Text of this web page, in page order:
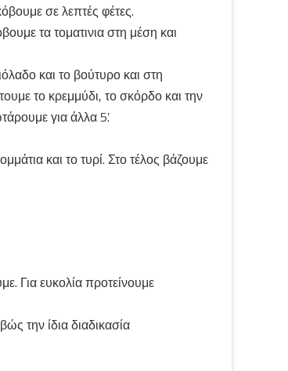
σε λεπτές φέτες.
τα τοματινια στη μέση και
και το βούτυρο και στη
το κρεμμύδι, το σκόρδο και την
για άλλα 5’.
και το τυρί. Στο τέλος βάζουμε
Για ευκολία προτείνουμε
την ίδια διαδικασία